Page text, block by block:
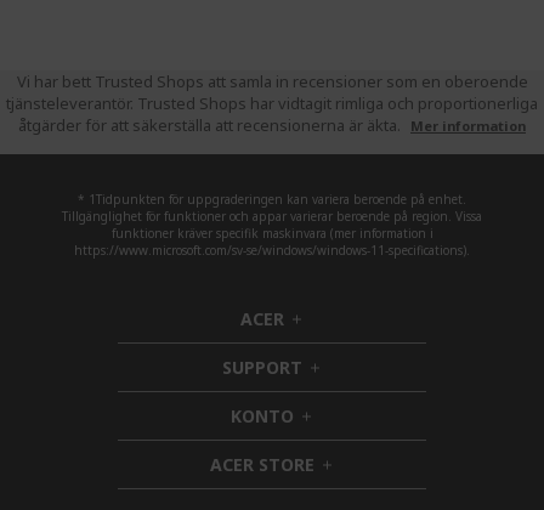
Vi har bett Trusted Shops att samla in recensioner som en oberoende
tjänsteleverantör. Trusted Shops har vidtagit rimliga och proportionerliga
åtgärder för att säkerställa att recensionerna är äkta.
Mer information
* 1Tidpunkten för uppgraderingen kan variera beroende på enhet.
Tillgänglighet för funktioner och appar varierar beroende på region. Vissa
funktioner kräver specifik maskinvara (mer information i
https://www.microsoft.com/sv-se/windows/windows-11-specifications).
ACER h
i
d
d
e
n
SUPPORT h
i
d
d
e
n
KONTO h
i
d
d
ACER STORE h
i